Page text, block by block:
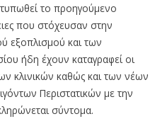
το προηγούμενο
που στόχευσαν στην
εξοπλισμού και των
ήδη έχουν καταγραφεί οι
κλινικών καθώς και των νέων
Περιστατικών με την
σύντομα.